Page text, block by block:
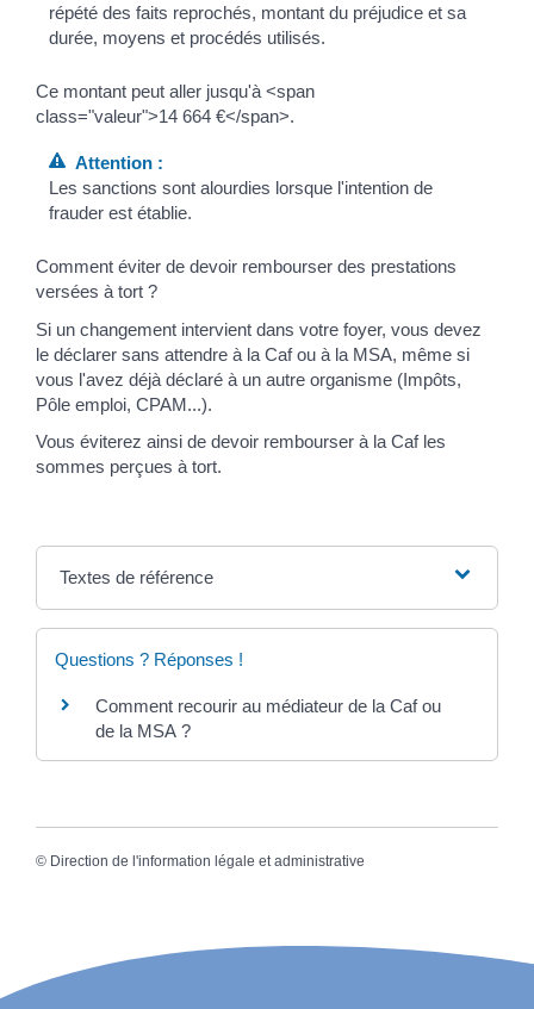
répété des faits reprochés, montant du préjudice et sa
durée, moyens et procédés utilisés.
Ce montant peut aller jusqu'à <span
class="valeur">14 664 €</span>.
Attention :
Les sanctions sont alourdies lorsque l'intention de
frauder est établie.
Comment éviter de devoir rembourser des prestations
versées à tort ?
Si un changement intervient dans votre foyer, vous devez
le déclarer sans attendre à la Caf ou à la MSA, même si
vous l'avez déjà déclaré à un autre organisme (Impôts,
Pôle emploi, CPAM...).
Vous éviterez ainsi de devoir rembourser à la Caf les
sommes perçues à tort.
Textes de référence
Questions ? Réponses !
Comment recourir au médiateur de la Caf ou
de la MSA ?
© Direction de l'information légale et administrative